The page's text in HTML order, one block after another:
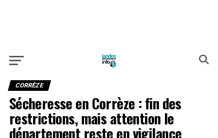
CORRÈZE
Sécheresse en Corrèze : fin des
restrictions, mais attention le
département reste en vigilance